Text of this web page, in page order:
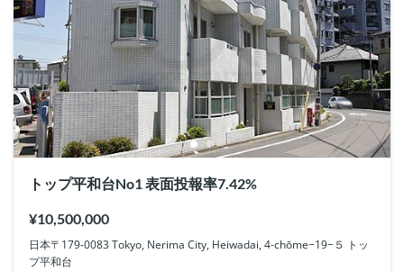
トップ平和台No1 表面投報率7.42%
¥10,500,000
日本〒179-0083 Tokyo, Nerima City, Heiwadai, 4-chōme−19−５ トッ
プ平和台